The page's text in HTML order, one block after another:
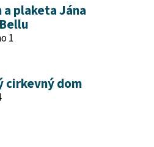
a plaketa Jána
1
cirkevný dom